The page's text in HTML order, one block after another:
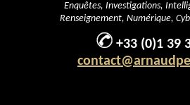
Enquêtes, Investigations,
Renseignement, Numérique,
+33 (0)1 39